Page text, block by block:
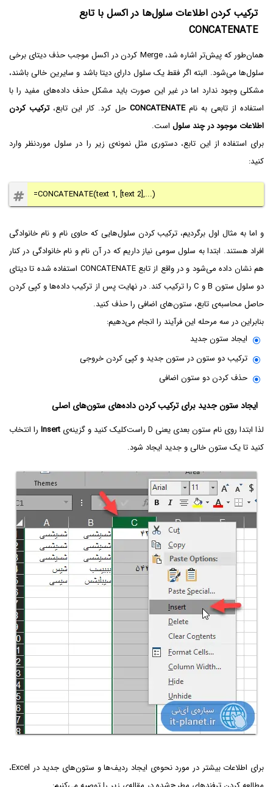
ترکیب کردن اطلاعات سلول‌ها در اکسل با تابع
CONCATENATE
همان‌طور که پیش‌تر اشاره شد، Merge کردن در اکسل موجب حذف دیتای برخی
سلول‌ها می‌شود. البته اگر فقط یک سلول دارای دیتا باشد و سایرین خالی باشند،
مشکلی وجود ندارد اما در غیر این صورت باید مشکل حذف داده‌های مفید را با
استفاده از تابعی به نامCONCATENATE حل کرد. کار این تابع،ترکیب کردن
اطلاعات موجود در چند سلول است.
برای استفاده از این تابع، دستوری مثل نمونه‌ی زیر را در سلول موردنظر وارد
کنید:
=CONCATENATE(text 1, [text 2],...)
و اما به مثال اول برگردیم، ترکیب کردن سلول‌هایی که حاوی نام و نام خانوادگی
افراد هستند. ابتدا به سلول سومی نیاز داریم که در آن نام و نام خانوادگی در کنار
هم نشان داده می‌شود و در واقع از تابع CONCATENATE استفاده شده تا دیتای
دو سلول ستون B و C را ترکیب کند. در نهایت پس از ترکیب داده‌ها و کپی کردن
حاصل محاسبه‌ی تابع، ستون‌های اضافی را حذف کنید.
بنابراین در سه مرحله این فرآیند را انجام می‌دهیم:
ایجاد ستون جدید
ترکیب دو ستون در ستون جدید و کپی کردن خروجی
حذف کردن دو ستون اضافی
ایجاد ستون جدید برای ترکیب کردن داده‌های ستون‌های اصلی
لذا ابتدا روی نام ستون بعدی یعنی D راست‌کلیک کنید و گزینه‌ی Insert را انتخاب
کنید تا یک ستون خالی و جدید ایجاد شود.
برای اطلاعات بیشتر در مورد نحوه‌ی ایجاد ردیف‌ها و ستون‌های جدید در Excel،